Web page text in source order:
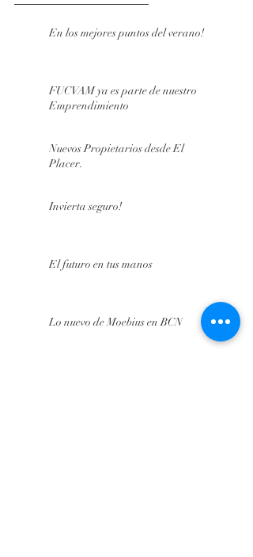
En los mejores puntos del verano!
FUCVAM ya es parte de nuestro
Emprendimiento
Nuevos Propietarios desde El
Placer.
Invierta seguro!
El futuro en tus manos
Lo nuevo de Moebius en BCN